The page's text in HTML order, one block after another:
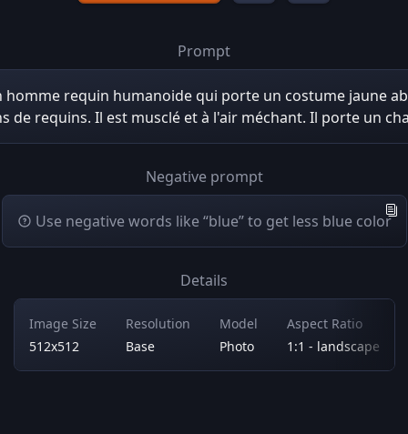
Prompt
requin humanoide qui porte un costume jaune
de requins. Il est musclé et à l'air méchant. Il porte un
Negative prompt
Use negative words like “blue” to get less blue color
Details
Image Size
512x512
Resolution
Base
Model
Photo
Aspect Ratio
1:1 - landscape